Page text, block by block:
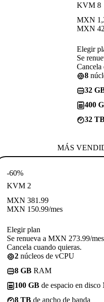
KVM 8
MXN
MXN
Elegir
Se
Cancela
8
32
400
32
MÁS
-60%
KVM 2
MXN 381.99
MXN 150.99/mes
Elegir plan
Se renueva a MXN 273.99/
Cancela cuando quieras.
2 núcleos de vCPU
8 GB RAM
100 GB de espacio en
8 TB de ancho de banda